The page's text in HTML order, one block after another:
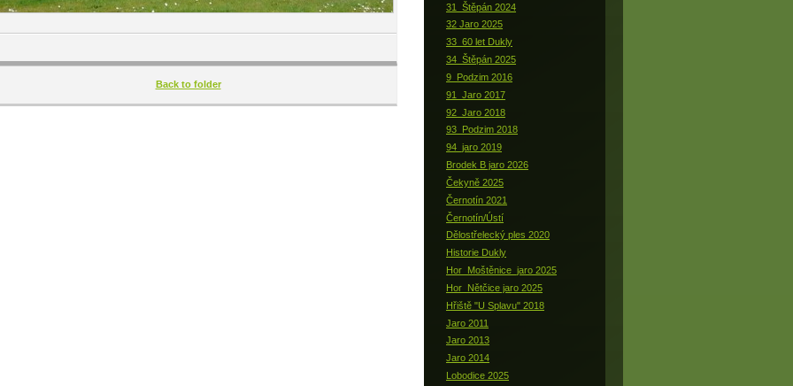
Back to folder
31_Štěpán 2024
32 Jaro 2025
33_60 let Dukly
34_Štěpán 2025
9_Podzim 2016
91_Jaro 2017
92_Jaro 2018
93_Podzim 2018
94_jaro 2019
Brodek B jaro 2026
Čekyně 2025
Černotín 2021
Černotín/Ústí
Dělostřelecký ples 2020
Historie Dukly
Hor_Moštěnice_jaro 2025
Hor_Nětčice jaro 2025
Hřiště "U Splavu" 2018
Jaro 2011
Jaro 2013
Jaro 2014
Lobodice 2025